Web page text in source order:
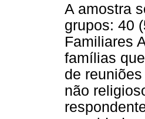
A amostra
grupos: 40
Familiares
famílias
de
não